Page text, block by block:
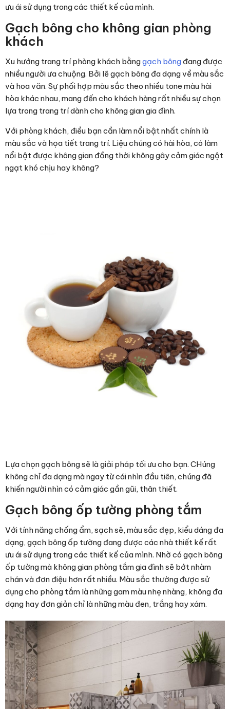
ưu ái sử dụng trong các thiết kế của mình.
Gạch bông cho không gian phòng
khách
Xu hướng trang trí phòng khách bằnggạch bông đang được
nhiều người ưa chuộng. Bởi lẽ gạch bông đa dạng về màu sắc
và hoa văn. Sự phối hợp màu sắc theo nhiều tone màu hài
hòa khác nhau, mang đến cho khách hàng rất nhiều sự chọn
lựa trong trang trí dành cho không gian gia đình.
Với phòng khách, điều bạn cần làm nổi bật nhất chính là
màu sắc và họa tiết trang trí. Liệu chúng có hài hòa, có làm
nổi bật được không gian đồng thời không gây cảm giác ngột
ngạt khó chịu hay không?
Lựa chọn gạch bông sẽ là giải pháp tối ưu cho bạn. CHúng
không chỉ đa dạng mà ngay từ cái nhìn đầu tiên, chúng đã
khiến người nhìn có cảm giác gần gũi, thân thiết.
Gạch bông ốp tường phòng tắm
Với tính năng chống ẩm, sạch sẽ, màu sắc đẹp, kiểu dáng đa
dạng, gạch bông ốp tường đang được các nhà thiết kế rất
ưu ái sử dụng trong các thiết kế của mình. Nhờ có gạch bông
ốp tường mà không gian phòng tắm gia đình sẽ bớt nhàm
chán và đơn điệu hơn rất nhiều. Màu sắc thường được sử
dụng cho phòng tắm là những gam màu nhẹ nhàng, không đa
dạng hay đơn giản chỉ là những màu đen, trắng hay xám.